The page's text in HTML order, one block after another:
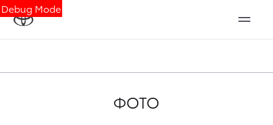
Debug Mode
ФОТО